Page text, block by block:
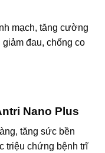
mạch, tăng cường
đau, chống co
Nano Plus
tăng sức bền
triệu chứng bệnh trĩ